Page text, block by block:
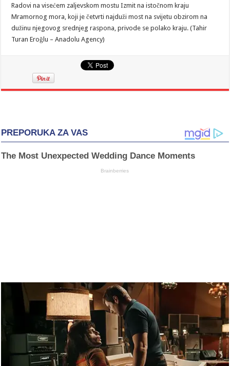
Radovi na visećem zaljevskom mostu Izmit na istočnom kraju
Mramornog mora, koji je četvrti najduži most na svijetu obzirom na
dužinu njegovog srednjeg raspona, privode se polako kraju. (Tahir
Turan Eroğlu – Anadolu Agency)